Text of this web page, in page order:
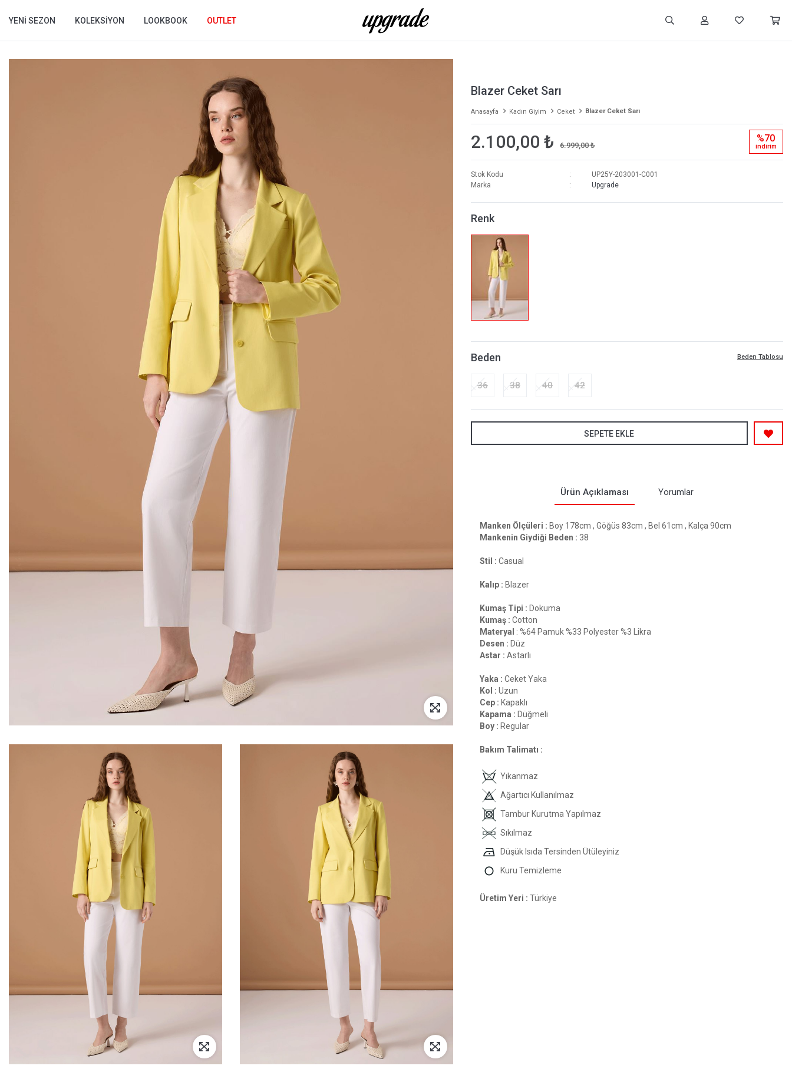
YENI SEZON KOLEKSIYON LOOKBOOK OUTLET
Blazer Ceket Sarı
Anasayfa Kadın Giyim Ceket Blazer Ceket Sarı
2.100,00 ₺ 6.999,00 ₺
%70
i̇ndi̇ri̇m
Stok Kodu
UP25Y-203001-C001
Marka
Upgrade
Renk
Beden Tablosu
Beden
36 38 40 42
SEPETE EKLE
Ürün Açıklaması Yorumlar
Manken Ölçüleri : Boy 178cm , Göğüs 83cm , Bel 61cm , Kalça 90cm
Mankenin Giydiği Beden : 38
Stil : Casual
Kalıp : Blazer
Kumaş Tipi : Dokuma
Kumaş : Cotton
Materyal : %64 Pamuk %33 Polyester %3 Likra
Desen : Düz
Astar : Astarlı
Yaka : Ceket Yaka
Kol : Uzun
Cep : Kapaklı
Kapama : Düğmeli
Boy : Regular
Bakım Talimatı :
Yıkanmaz
Ağartıcı Kullanılmaz
Tambur Kurutma Yapılmaz
Sıkılmaz
Düşük Isıda Tersinden Ütüleyiniz
Kuru Temizleme
Üretim Yeri : Türkiye